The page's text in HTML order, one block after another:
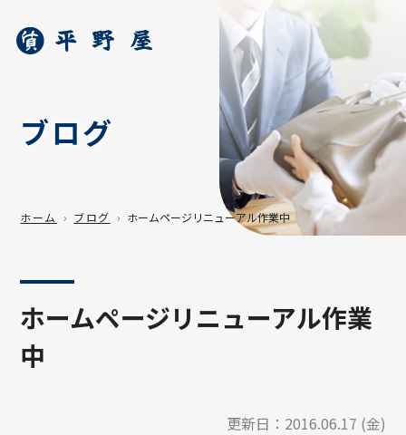
ブログ
ホーム ブログ ホームページリニューアル作業中
ホームページリニューアル作業
中
更新日： 2016.06.17 (金)